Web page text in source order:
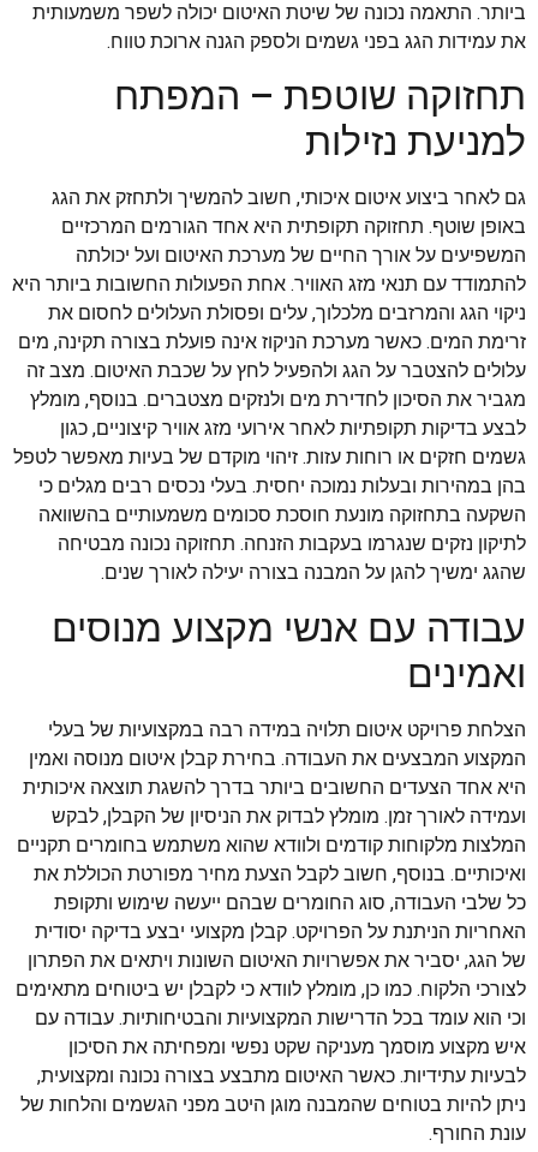
ביותר. התאמה נכונה של שיטת האיטום יכולה לשפר משמעותית
את עמידות הגג בפני גשמים ולספק הגנה ארוכת טווח.
תחזוקה שוטפת – המפתח
למניעת נזילות
גם לאחר ביצוע איטום איכותי, חשוב להמשיך ולתחזק את הגג
באופן שוטף. תחזוקה תקופתית היא אחד הגורמים המרכזיים
המשפיעים על אורך החיים של מערכת האיטום ועל יכולתה
להתמודד עם תנאי מזג האוויר. אחת הפעולות החשובות ביותר היא
ניקוי הגג והמרזבים מלכלוך, עלים ופסולת העלולים לחסום את
זרימת המים. כאשר מערכת הניקוז אינה פועלת בצורה תקינה, מים
עלולים להצטבר על הגג ולהפעיל לחץ על שכבת האיטום. מצב זה
מגביר את הסיכון לחדירת מים ולנזקים מצטברים. בנוסף, מומלץ
לבצע בדיקות תקופתיות לאחר אירועי מזג אוויר קיצוניים, כגון
גשמים חזקים או רוחות עזות. זיהוי מוקדם של בעיות מאפשר לטפל
בהן במהירות ובעלות נמוכה יחסית. בעלי נכסים רבים מגלים כי
השקעה בתחזוקה מונעת חוסכת סכומים משמעותיים בהשוואה
לתיקון נזקים שנגרמו בעקבות הזנחה. תחזוקה נכונה מבטיחה
שהגג ימשיך להגן על המבנה בצורה יעילה לאורך שנים.
עבודה עם אנשי מקצוע מנוסים
ואמינים
הצלחת פרויקט איטום תלויה במידה רבה במקצועיות של בעלי
המקצוע המבצעים את העבודה. בחירת קבלן איטום מנוסה ואמין
היא אחד הצעדים החשובים ביותר בדרך להשגת תוצאה איכותית
ועמידה לאורך זמן. מומלץ לבדוק את הניסיון של הקבלן, לבקש
המלצות מלקוחות קודמים ולוודא שהוא משתמש בחומרים תקניים
ואיכותיים. בנוסף, חשוב לקבל הצעת מחיר מפורטת הכוללת את
כל שלבי העבודה, סוג החומרים שבהם ייעשה שימוש ותקופת
האחריות הניתנת על הפרויקט. קבלן מקצועי יבצע בדיקה יסודית
של הגג, יסביר את אפשרויות האיטום השונות ויתאים את הפתרון
לצורכי הלקוח. כמו כן, מומלץ לוודא כי לקבלן יש ביטוחים מתאימים
וכי הוא עומד בכל הדרישות המקצועיות והבטיחותיות. עבודה עם
איש מקצוע מוסמך מעניקה שקט נפשי ומפחיתה את הסיכון
לבעיות עתידיות. כאשר האיטום מתבצע בצורה נכונה ומקצועית,
ניתן להיות בטוחים שהמבנה מוגן היטב מפני הגשמים והלחות של
עונת החורף.